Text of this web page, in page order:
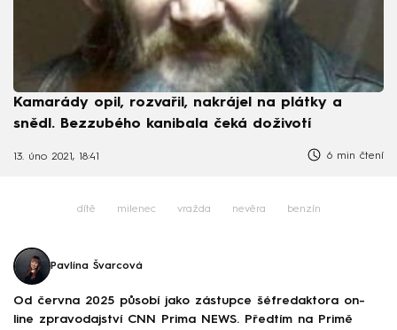
Kamarády opil, rozvařil, nakrájel na plátky a
snědl. Bezzubého kanibala čeká doživotí
13. úno 2021, 18:41 6 min čtení
dítě milenec vražda nevěra benzín
Pavlína Švarcová
Od června 2025 působí jako zástupce šéfredaktora on-
line zpravodajství CNN Prima NEWS. Předtím na Primě